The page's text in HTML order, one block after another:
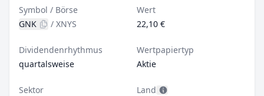
Symbol / Börse
GNK
/ XNYS
Wert
22,10 €
Dividendenrhythmus
quartalsweise
Wertpapiertyp
Aktie
Sektor
Land